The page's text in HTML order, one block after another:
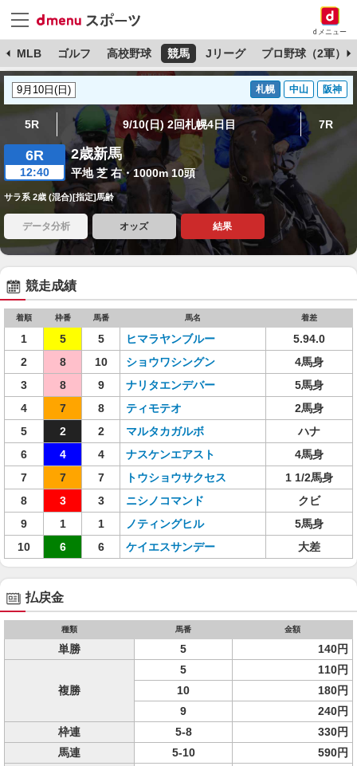
dメニュー
MLB ゴルフ 高校野球 競馬 Jリーグ プロ野球（2軍）
札幌 中山 阪神
5R 9/10(日) 2回札幌4日目 7R
6R
12:40
2歳新馬
平地 芝 右・1000m 10頭
サラ系 2歳 (混合)[指定]馬齢
データ分析 オッズ 結果
競走成績
着順 枠番 馬番 馬名 着差
1 5 5 ヒマラヤンブルー
5.94.0
2
8 10 ショウワシングン
4馬身
3
8 9 ナリタエンデバー
5馬身
4
7 8 ティモテオ
2馬身
5
2 2 マルタカガルボ
ハナ
6
4 4 ナスケンエアスト
4馬身
7
7 7 トウショウサクセス
1 1/2馬身
8
3 3 ニシノコマンド
クビ
9
1 1 ノティングヒル
5馬身
10
6 6 ケイエスサンデー 大差
払戻金
種類 馬番 金額
単勝 5 140円
複勝
5
110円
10
180円
9
240円
枠連
5-8
330円
馬連
5-10 590円